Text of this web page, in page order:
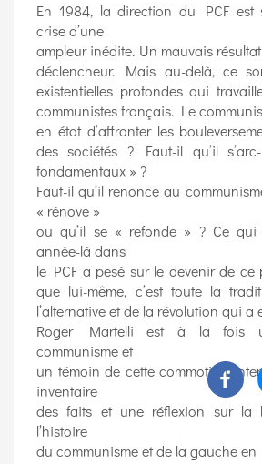
En 1984, la direction du PCF est
crise d’une
ampleur inédite. Un mauvais
déclencheur. Mais au-delà, ce
existentielles profondes qui
communistes français. Le
en état d’affronter les
des sociétés ? Faut-il qu’il
fondamentaux » ?
Faut-il qu’il renonce au
« rénove »
ou qu’il se « refonde » ? Ce qui
année-là dans
le PCF a pesé sur le devenir de ce
que lui-même, c’est toute la
l’alternative et de la révolution qui a
Roger Martelli est à la fois
communisme et
un témoin de cette commotion
inventaire
des faits et une réflexion sur la
l’histoire
du communisme et de la gauche en